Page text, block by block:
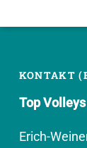
KONTAKT
Top
Erich-